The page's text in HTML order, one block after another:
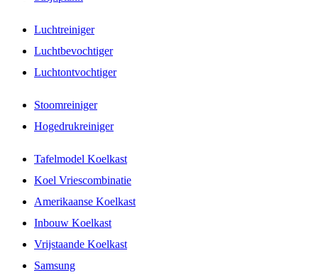
Luchtreiniger
Luchtbevochtiger
Luchtontvochtiger
Stoomreiniger
Hogedrukreiniger
Tafelmodel Koelkast
Koel Vriescombinatie
Amerikaanse Koelkast
Inbouw Koelkast
Vrijstaande Koelkast
Samsung